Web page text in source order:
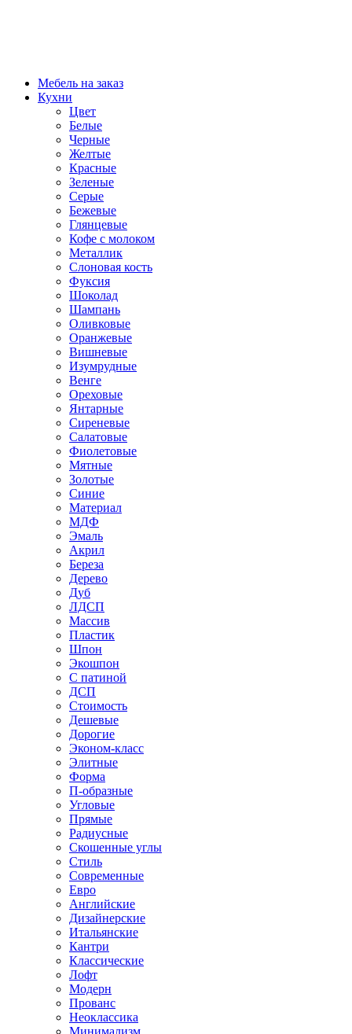
Мебель на заказ
Кухни
Цвет
Белые
Черные
Желтые
Красные
Зеленые
Серые
Бежевые
Глянцевые
Кофе с молоком
Металлик
Слоновая кость
Фуксия
Шоколад
Шампань
Оливковые
Оранжевые
Вишневые
Изумрудные
Венге
Ореховые
Янтарные
Сиреневые
Салатовые
Фиолетовые
Мятные
Золотые
Синие
Материал
МДФ
Эмаль
Акрил
Береза
Дерево
Дуб
ЛДСП
Массив
Пластик
Шпон
Экошпон
С патиной
ДСП
Стоимость
Дешевые
Дорогие
Эконом-класс
Элитные
Форма
П-образные
Угловые
Прямые
Радиусные
Скошенные углы
Стиль
Современные
Евро
Английские
Дизайнерские
Итальянские
Кантри
Классические
Лофт
Модерн
Прованс
Неоклассика
Минимализм